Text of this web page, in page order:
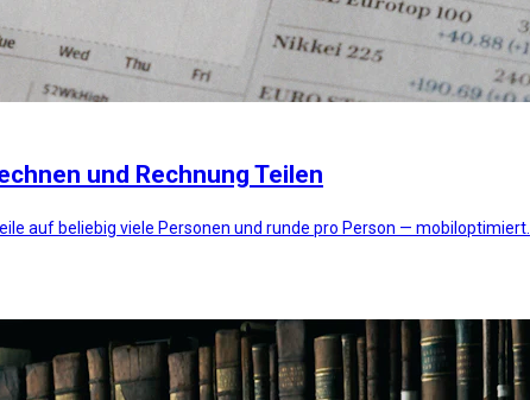
und Rechnung Teilen
auf beliebig viele Personen und runde pro Person — mobiloptimiert.